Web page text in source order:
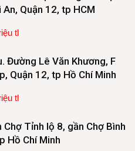
Quận 12, tp HCM
tl
Đường Lê Văn Khương, F
Quận 12, tp Hồ Chí Minh
tl
Chợ Tỉnh lộ 8, gần Chợ Bình
Hồ Chí Minh